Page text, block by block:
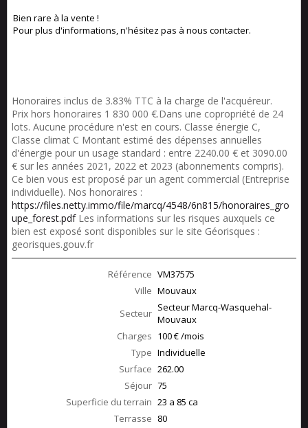
Bien rare à la vente !
Pour plus d'informations, n'hésitez pas à nous contacter.
Honoraires inclus de 3.83% TTC à la charge de l'acquéreur.
Prix hors honoraires 1 830 000 €.Dans une copropriété de 24
lots. Aucune procédure n'est en cours. Classe énergie C,
Classe climat C Montant estimé des dépenses annuelles
d'énergie pour un usage standard : entre 2240.00 € et 3090.00
€ sur les années 2021, 2022 et 2023 (abonnements compris).
Ce bien vous est proposé par un agent commercial (Entreprise
individuelle). Nos honoraires :
https://files.netty.immo/file/marcq/4548/6n815/honoraires_gro
upe_forest.pdfLes informations sur les risques auxquels ce
bien est exposé sont disponibles sur le site Géorisques :
georisques.gouv.fr
Référence VM37575
Ville Mouvaux
Secteur Secteur Marcq-Wasquehal-
Mouvaux
Charges 100 € /mois
Type Individuelle
Surface 262.00
Séjour 75
Superficie du terrain 23 a 85 ca
Terrasse 80